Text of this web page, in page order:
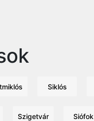
Siklós
Szigetvár Siófok